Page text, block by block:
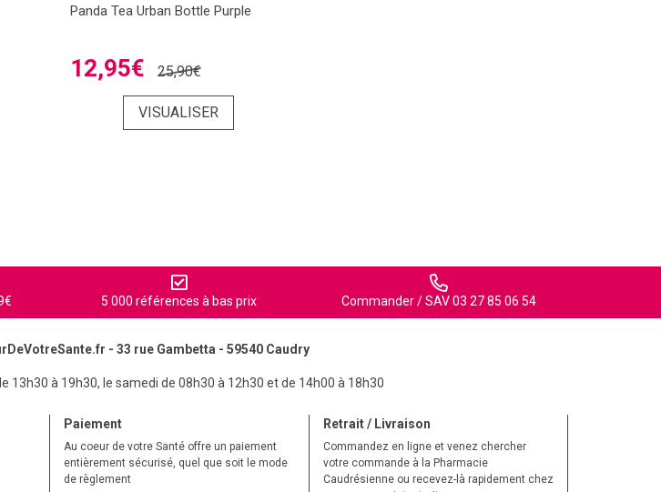
Panda Tea Urban Bottle Purple
12,95€ 25,90€
VISUALISER
5 000 références à bas prix Commander / SAV 03 27 85 06 54
- 33 rue Gambetta - 59540 Caudry
13h30 à 19h30, le samedi de 08h30 à 12h30 et de 14h00 à 18h30
Paiement
Au coeur de votre Santé offre un paiement
entièrement sécurisé, quel que soit le mode
de règlement
Retrait / Livraison
Commandez en ligne et venez chercher
votre commande à la Pharmacie
Caudrésienne ou recevez-là rapidement chez